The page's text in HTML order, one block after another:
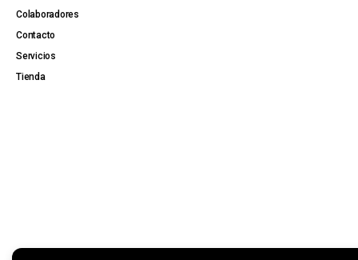
Colaboradores
Contacto
Servicios
Tienda